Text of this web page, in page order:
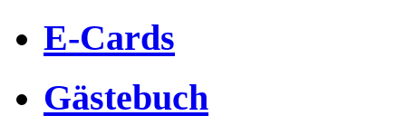
E-Cards
Gästebuch